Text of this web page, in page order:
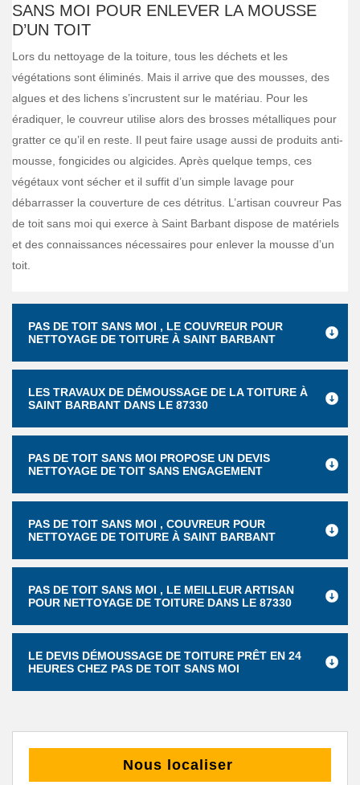
SANS MOI POUR ENLEVER LA MOUSSE
D’UN TOIT
Lors du nettoyage de la toiture, tous les déchets et les
végétations sont éliminés. Mais il arrive que des mousses, des
algues et des lichens s’incrustent sur le matériau. Pour les
éradiquer, le couvreur utilise alors des brosses métalliques pour
gratter ce qu’il en reste. Il peut faire usage aussi de produits anti-
mousse, fongicides ou algicides. Après quelque temps, ces
végétaux vont sécher et il suffit d’un simple lavage pour
débarrasser la couverture de ces détritus. L’artisan couvreur Pas
de toit sans moi qui exerce à Saint Barbant dispose de matériels
et des connaissances nécessaires pour enlever la mousse d’un
toit.
PAS DE TOIT SANS MOI , LE COUVREUR POUR
NETTOYAGE DE TOITURE À SAINT BARBANT
LES TRAVAUX DE DÉMOUSSAGE DE LA TOITURE À
SAINT BARBANT DANS LE 87330
PAS DE TOIT SANS MOI PROPOSE UN DEVIS
NETTOYAGE DE TOIT SANS ENGAGEMENT
PAS DE TOIT SANS MOI , COUVREUR POUR
NETTOYAGE DE TOITURE À SAINT BARBANT
PAS DE TOIT SANS MOI , LE MEILLEUR ARTISAN
POUR NETTOYAGE DE TOITURE DANS LE 87330
LE DEVIS DÉMOUSSAGE DE TOITURE PRÊT EN 24
HEURES CHEZ PAS DE TOIT SANS MOI
Nous localiser